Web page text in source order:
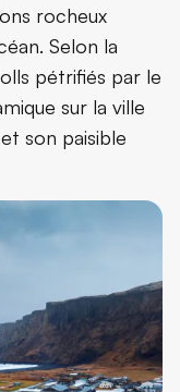
rocheux
Selon la
pétrifiés par le
sur la ville
son paisible